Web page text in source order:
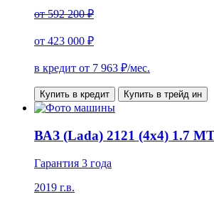
от592 200 ₽
от 423 000 ₽
в кредит от 7 963 ₽/мес.
Купить в кредит Купить в трейд ин
ВАЗ (Lada) 2121 (4x4) 1.7
Гарантия 3 года
2019 г.в.